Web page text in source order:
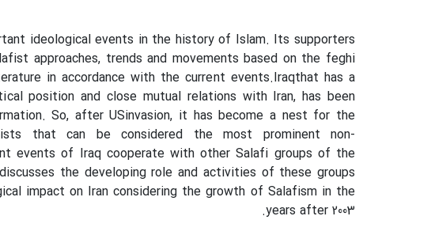
ideological events in the history of Islam. Its supporters
approaches, trends and movements based on the feghi
in accordance with the current events.Iraqthat has a
position and close mutual relations with Iran, has been
So, after USinvasion, it has become a nest for the
that can be considered the most prominent non-
events of Iraq cooperate with other Salafi groups of the
the developing role and activities of these groups
impact on Iran considering the growth of Salafism in the
years after 2003.